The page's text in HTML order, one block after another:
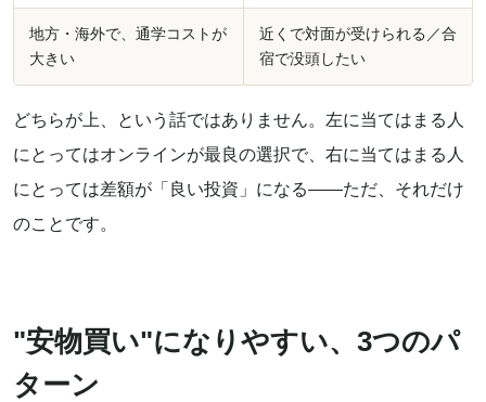
地方・海外で、通学コストが
大きい
近くで対面が受けられる／合
宿で没頭したい
どちらが上、という話ではありません。左に当てはまる人
にとってはオンラインが最良の選択で、右に当てはまる人
にとっては差額が「良い投資」になる——ただ、それだけ
のことです。
"安物買い"になりやすい、3つのパ
ターン